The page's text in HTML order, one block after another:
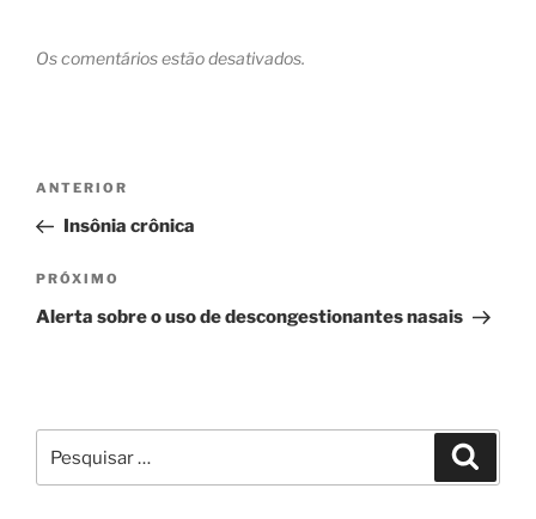
Os comentários estão desativados.
Navegação
Post
Post
anterior
ANTERIOR
Insônia crônica
Próximo
post
PRÓXIMO
Alerta sobre o uso de descongestionantes nasais
por: